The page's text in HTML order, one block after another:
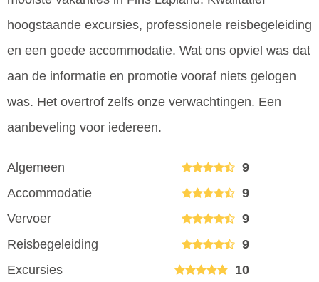
hoogstaande excursies, professionele reisbegeleiding
en een goede accommodatie. Wat ons opviel was dat
aan de informatie en promotie vooraf niets gelogen
was. Het overtrof zelfs onze verwachtingen. Een
aanbeveling voor iedereen.
Algemeen
9
Accommodatie
9
Vervoer
9
Reisbegeleiding
9
Excursies
10